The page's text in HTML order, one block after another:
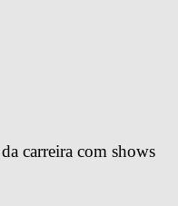
carreira com shows